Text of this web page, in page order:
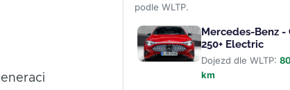
podle WLTP.
Mercedes-Benz -
250+ Electric
Dojezd dle WLTP:
km